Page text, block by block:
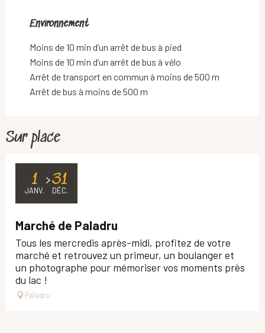
Environnement
Environnement
Moins de 10 min d’un arrêt de bus à pied
Moins de 10 min d’un arrêt de bus à vélo
Arrêt de transport en commun à moins de 500 m
Arrêt de bus à moins de 500 m
Sur place
1
JANV.
31
DÉC.
Marché de Paladru
Tous les mercredis après-midi, profitez de votre
marché et retrouvez un primeur, un boulanger et
un photographe pour mémoriser vos moments près
du lac !
Paladru